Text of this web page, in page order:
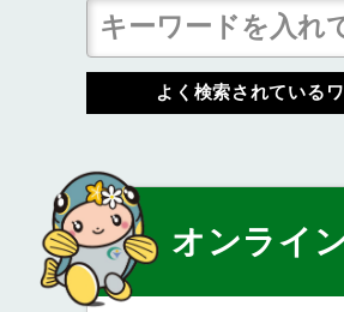
よく検索されている
オンライ